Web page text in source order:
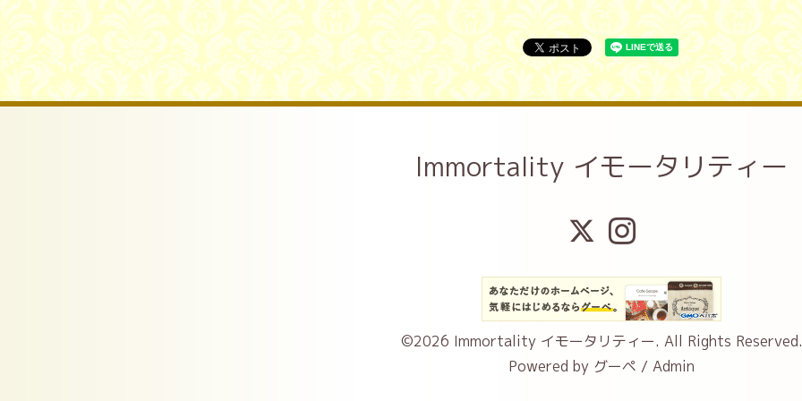
Immortality イモータリティー
©2026 Immortality イモータリティー. All Rights Reserved.
Powered by グーペ / Admin